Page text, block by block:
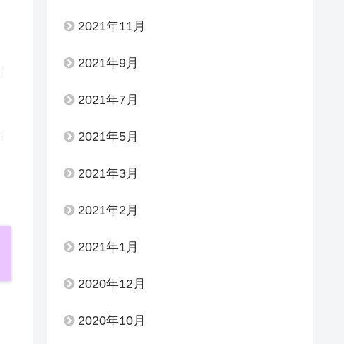
2021年11月
2021年9月
2021年7月
2021年5月
2021年3月
2021年2月
2021年1月
2020年12月
2020年10月